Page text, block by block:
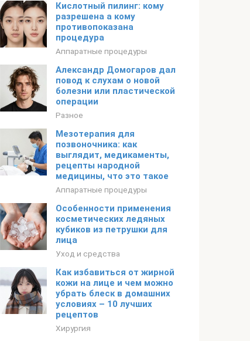
Кислотный пилинг: кому
разрешена а кому
противопоказана
процедура
Аппаратные процедуры
Александр Домогаров дал
повод к слухам о новой
болезни или пластической
операции
Разное
Мезотерапия для
позвоночника: как
выглядит, медикаменты,
рецепты народной
медицины, что это такое
Аппаратные процедуры
Особенности применения
косметических ледяных
кубиков из петрушки для
лица
Уход и средства
Как избавиться от жирной
кожи на лице и чем можно
убрать блеск в домашних
условиях – 10 лучших
рецептов
Хирургия